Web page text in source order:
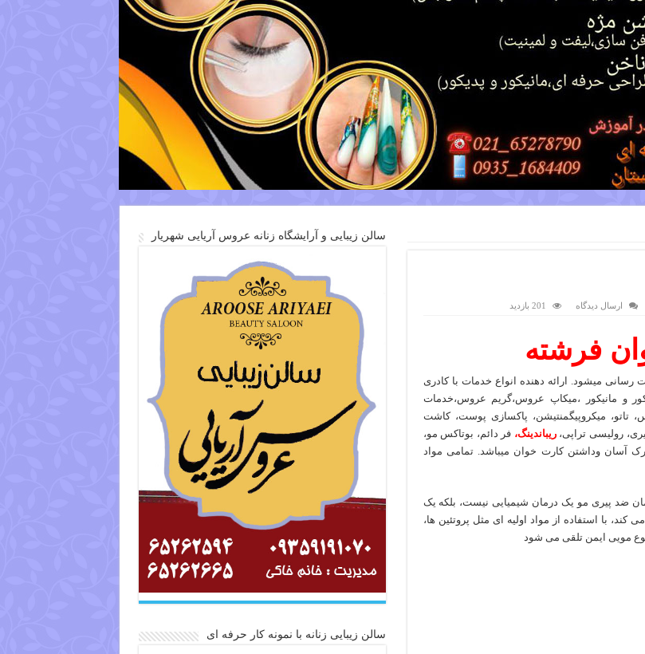
ارسال دیدگاه 201 بازدید
فرشته
رسانی میشود. ارائه دهنده انواع خدمات با کادری
و مانیکور ،میکاپ عروس،گریم عروس،خدمات
تاتو، میکروپیگمنتیشن، پاکسازی پوست، کاشت
رولیسی تراپی، ریباندینگ، فر دائم، بوتاکس مو،
آسان وداشتن کارت خوان میباشد. تمامی مواد
ضد پیری مو یک درمان شیمیایی نیست، بلکه یک
با استفاده از مواد اولیه ای مثل پروتئین ها،
نوع مویی ایمن تلقی می شود
سالن زیبایی و آرایشگاه زنانه عروس آریایی شهریار
سالن زیبایی زنانه با نمونه کار حرفه ای